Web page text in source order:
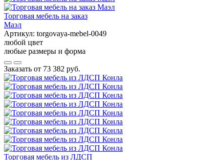
Торговая мебель на заказ
Маэл
Артикул: torgovaya-mebel-0049
любой цвет
любые размеры и форма
Заказать от 73 382 руб.
Торговая мебель из ЛДСП